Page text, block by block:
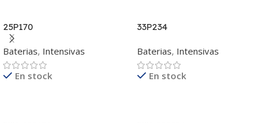
25P170
Baterias, Intensivas
En stock
33P234
Baterias, Intensivas
En stock